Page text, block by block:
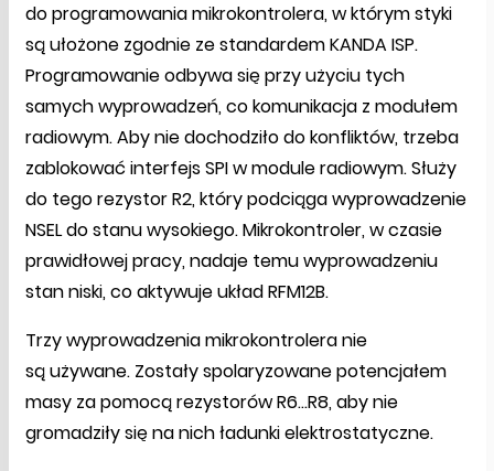
do programowania mikrokontrolera, w którym styki
są ułożone zgodnie ze standardem KANDA ISP.
Programowanie odbywa się przy użyciu tych
samych wyprowadzeń, co komunikacja z modułem
radiowym. Aby nie dochodziło do konfliktów, trzeba
zablokować interfejs SPI w module radiowym. Służy
do tego rezystor R2, który podciąga wyprowadzenie
NSEL do stanu wysokiego. Mikrokontroler, w czasie
prawidłowej pracy, nadaje temu wyprowadzeniu
stan niski, co aktywuje układ RFM12B.
Trzy wyprowadzenia mikrokontrolera nie
są używane. Zostały spolaryzowane potencjałem
masy za pomocą rezystorów R6…R8, aby nie
gromadziły się na nich ładunki elektrostatyczne.